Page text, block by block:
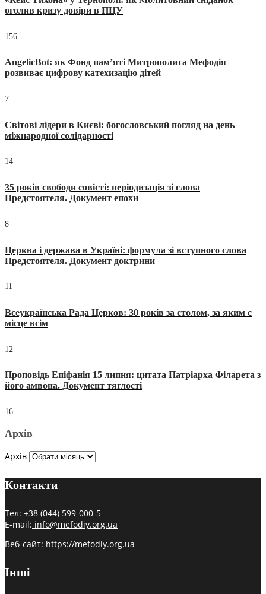
оголив кризу довіри в ПЦУ
156
AngelicBot: як Фонд пам’яті Митрополита Мефодія
розвиває цифрову катехизацію дітей
7
Світові лідери в Києві: богословський погляд на день
міжнародної солідарності
14
35 років свободи совісті: періодизація зі слова
Предстоятеля. Документ епохи
8
Церква і держава в Україні: формула зі вступного слова
Предстоятеля. Документ доктрини
11
Всеукраїнська Рада Церков: 30 років за столом, за яким є
місце всім
12
Проповідь Епіфанія 15 липня: цитата Патріарха Філарета з
його амвона. Документ тяглості
16
Архів
Архів
Контакти
Тел: +38 (044) 599-000-5
E-mail: info@mefodiy.org.ua
Веб-сайт: https://mefodiy.org.ua
Інші